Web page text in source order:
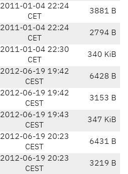
2011-01-04 22:24
CET
3881 B
2011-01-04 22:24
CET
2794 B
2011-01-04 22:30
CET
340 KiB
2012-06-19 19:42
CEST
6428 B
2012-06-19 19:42
CEST
3153 B
2012-06-19 19:43
CEST
347 KiB
2012-06-19 20:23
CEST
6431 B
2012-06-19 20:23
CEST
3219 B